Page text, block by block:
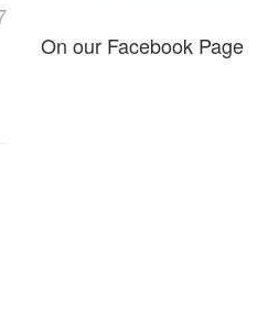
On our Facebook Page